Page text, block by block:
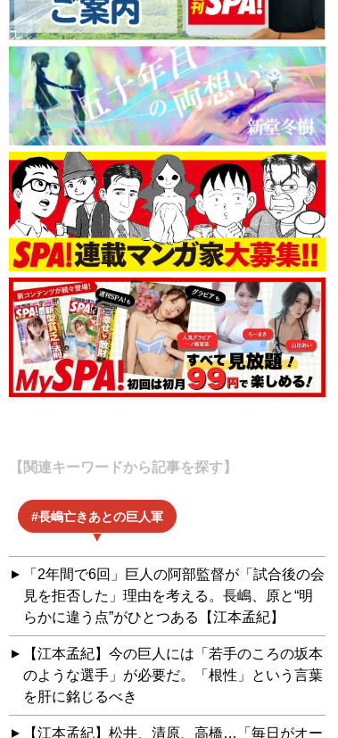
【関連キーワードから記事を探す】
長嶋亡きあとの巨人軍
「2年間で6回」巨人の阿部監督が「試合後の会
見を拒否した」理由を考える。長嶋、原と“明
らかに違う点”がひとつある【江本孟紀】
【江本孟紀】今の巨人には「若手のころの坂本
のような選手」が必要だ。「根性」という言葉
を肝に銘じるべき
【江本孟紀】松井、清原、高橋…「毎日がオー